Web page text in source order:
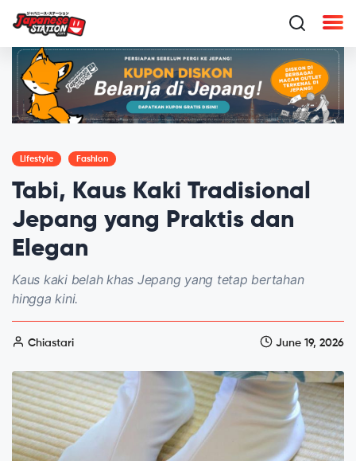
Lifestyle Fashion
Tabi, Kaus Kaki Tradisional
Jepang yang Praktis dan
Elegan
Kaus kaki belah khas Jepang yang tetap bertahan
hingga kini.
Chiastari June 19, 2026